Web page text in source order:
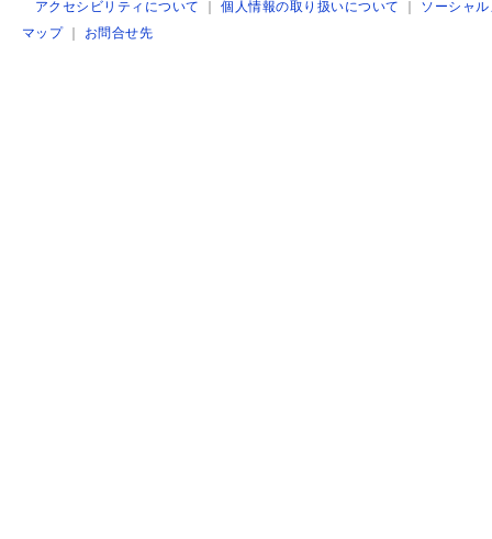
アクセシビリティについて ｜個人情報の取り扱いについて ｜ ソーシャ
マップ｜ お問合せ先